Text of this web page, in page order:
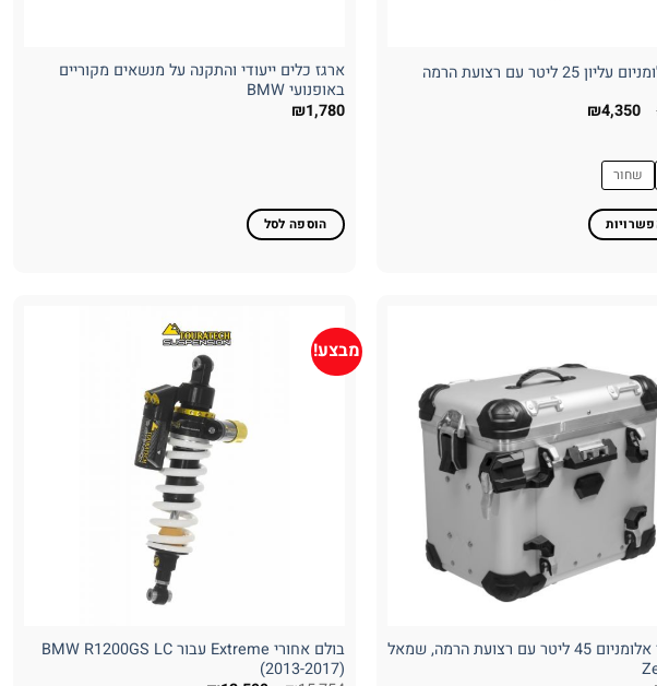
25 ליטר עם רצועת הרמה
המחיר
המקורי
₪6,143.
₪4,350
שחור
ארגז כלים ייעודי והתקנה על מנשאים מקוריים
באופנועי BMW
₪1,780
הוספה לסל
ארגז צד אלומניום 45 ליטר עם רצועת הרמה, שמאל
מבצע!
בולם אחורי Extreme עבור BMW R1200GS LC
(2013-2017)